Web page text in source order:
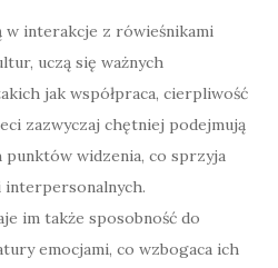
w interakcje z rówieśnikami
uczą się ważnych
jak współpraca, cierpliwość
zazwyczaj chętniej podejmują
widzenia, co sprzyja
im także sposobność do
emocjami, co wzbogaca ich